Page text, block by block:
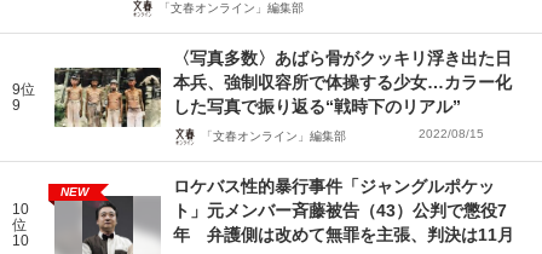
「文春オンライン」編集部
9位
9
〈写真多数〉あばら骨がクッキリ浮き出た日
本兵、強制収容所で体操する少女…カラー化
した写真で振り返る“戦時下のリアル”
「文春オンライン」編集部 2022/08/15
10
位
10
NEW
ロケバス性的暴行事件「ジャングルポケッ
ト」元メンバー斉藤被告（43）公判で懲役7
年 弁護側は改めて無罪を主張、判決は11月